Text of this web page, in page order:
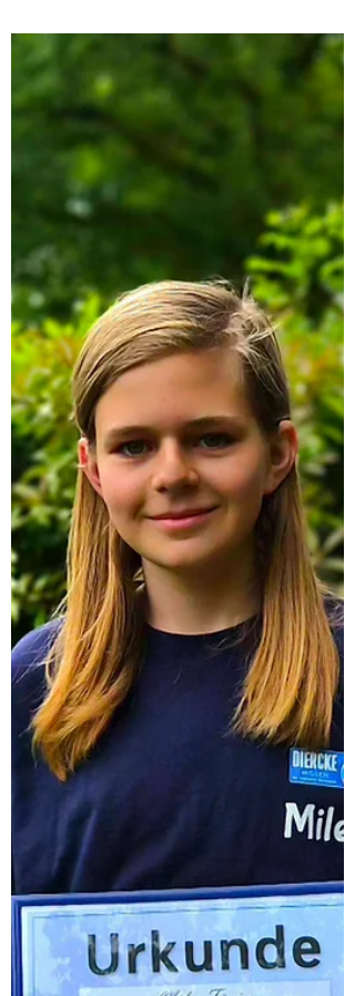
unsere Schulbibliothek im Raum 204
endlich ihre Türen. Am Dienstag, den 22.
Juni, startet die Eröffnung mit einem "Tag
der offenen Tür" und ab dem 23.6. mit
neuen, praktischen Öffnungszeiten.
Damit steht allen Schülerinnen und
Schülern eine moderne kleine Bibliothek
zur Verfügung, die das Lernen unterstützt
und zum Entdecken einlädt. Warum eine
Schulbibliothek wi